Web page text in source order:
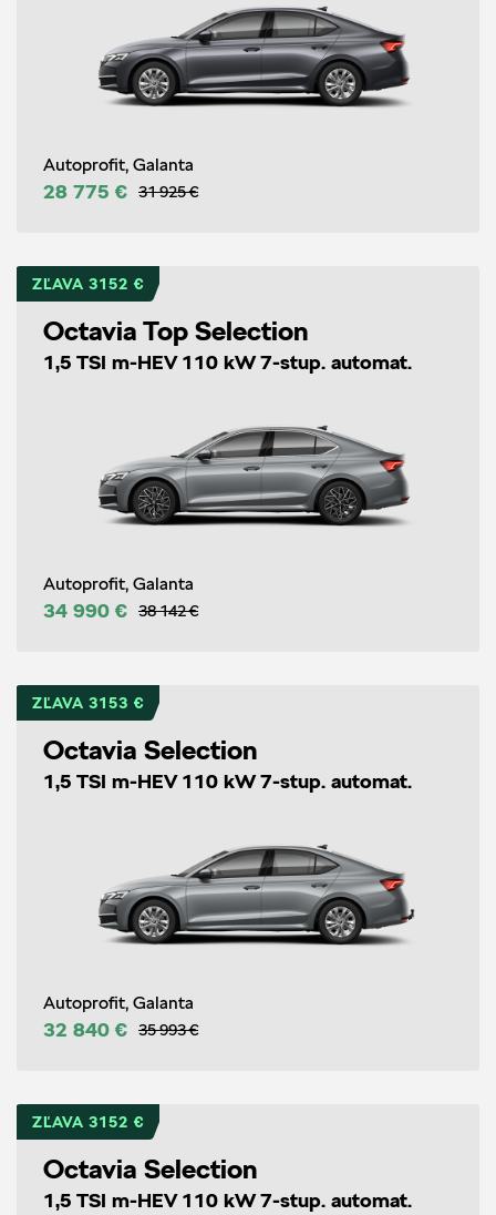
Autoprofit, Galanta
28 775 € 31 925 €
ZĽAVA 3152 €
Octavia Top Selection
1,5 TSI m-HEV 110 kW 7-stup. automat.
Autoprofit, Galanta
34 990 € 38 142 €
ZĽAVA 3153 €
Octavia Selection
1,5 TSI m-HEV 110 kW 7-stup. automat.
Autoprofit, Galanta
32 840 € 35 993 €
ZĽAVA 3152 €
Octavia Selection
1,5 TSI m-HEV 110 kW 7-stup. automat.